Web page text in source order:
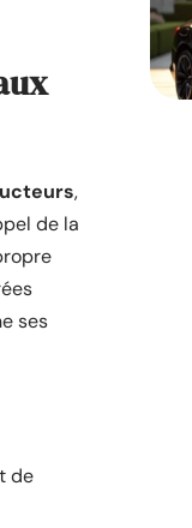
,
de la
ses
de